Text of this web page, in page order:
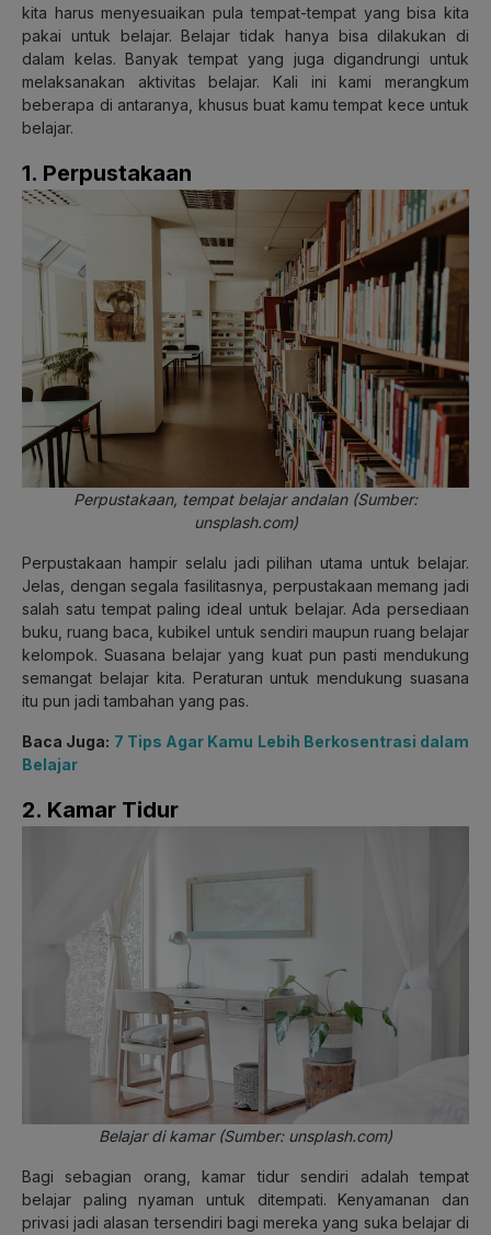
kita harus menyesuaikan pula tempat-tempat yang bisa kita
pakai untuk belajar. Belajar tidak hanya bisa dilakukan di
dalam kelas. Banyak tempat yang juga digandrungi untuk
melaksanakan aktivitas belajar. Kali ini kami merangkum
beberapa di antaranya, khusus buat kamu tempat kece untuk
belajar.
1. Perpustakaan
Perpustakaan, tempat belajar andalan (Sumber:
unsplash.com)
Perpustakaan hampir selalu jadi pilihan utama untuk belajar.
Jelas, dengan segala fasilitasnya, perpustakaan memang jadi
salah satu tempat paling ideal untuk belajar. Ada persediaan
buku, ruang baca, kubikel untuk sendiri maupun ruang belajar
kelompok. Suasana belajar yang kuat pun pasti mendukung
semangat belajar kita. Peraturan untuk mendukung suasana
itu pun jadi tambahan yang pas.
Baca Juga: 7 Tips Agar Kamu Lebih Berkosentrasi dalam
Belajar
2. Kamar Tidur
Belajar di kamar (Sumber: unsplash.com)
Bagi sebagian orang, kamar tidur sendiri adalah tempat
belajar paling nyaman untuk ditempati. Kenyamanan dan
privasi jadi alasan tersendiri bagi mereka yang suka belajar di